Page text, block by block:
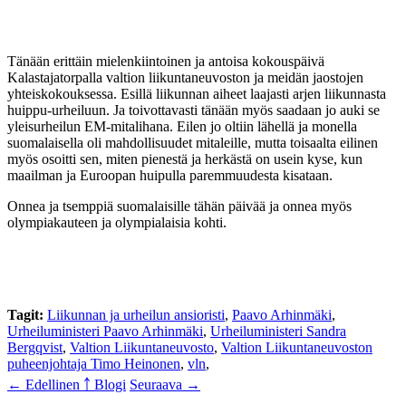
Tänään erittäin mielenkiintoinen ja antoisa kokouspäivä
Kalastajatorpalla valtion liikuntaneuvoston ja meidän jaostojen
yhteiskokouksessa. Esillä liikunnan aiheet laajasti arjen liikunnasta
huippu-urheiluun. Ja toivottavasti tänään myös saadaan jo auki se
yleisurheilun EM-mitalihana. Eilen jo oltiin lähellä ja monella
suomalaisella oli mahdollisuudet mitaleille, mutta toisaalta eilinen
myös osoitti sen, miten pienestä ja herkästä on usein kyse, kun
maailman ja Euroopan huipulla paremmuudesta kisataan.
Onnea ja tsemppiä suomalaisille tähän päivää ja onnea myös
olympiakauteen ja olympialaisia kohti.
Tagit: Liikunnan ja urheilun ansioristi, Paavo Arhinmäki,
Urheiluministeri Paavo Arhinmäki, Urheiluministeri Sandra
Bergqvist, Valtion Liikuntaneuvosto, Valtion Liikuntaneuvoston
puheenjohtaja Timo Heinonen, vln,
← Edellinen ￪ Blogi Seuraava →